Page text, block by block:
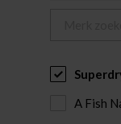
A Fish